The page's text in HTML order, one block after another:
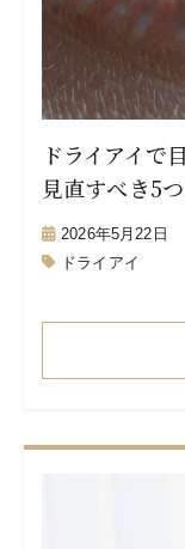
ドライアイで
見直すべき5
2026年5月22日
ドライアイ